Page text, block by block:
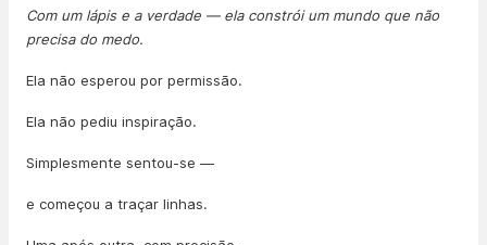
Com um lápis e a verdade — ela constrói um mundo que não
precisa do medo.
Ela não esperou por permissão.
Ela não pediu inspiração.
Simplesmente sentou-se —
e começou a traçar linhas.